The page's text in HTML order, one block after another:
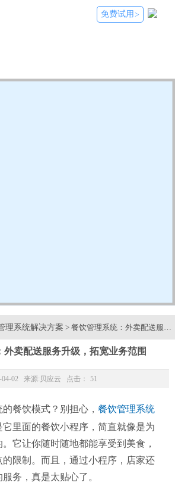
免费试用 >
理系统解决方案 > 餐饮管理系统：外卖配送服务
外卖配送服务升级，拓宽业务范围
04-02 来源: 贝应云 点击： 51
餐饮模式？别担心， 餐饮管理系统
里面的餐饮小程序，简直就像是为
它让你随时随地都能享受到美食，
限制。而且，通过小程序，店家还
务，真是太贴心了。